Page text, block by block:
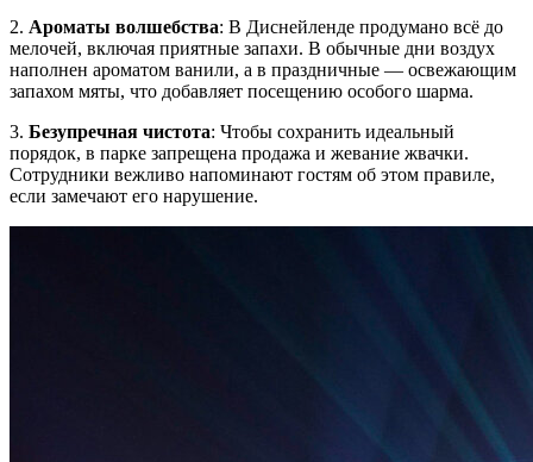
2. Ароматы волшебства: В Диснейленде продумано всё до
мелочей, включая приятные запахи. В обычные дни воздух
наполнен ароматом ванили, а в праздничные — освежающим
запахом мяты, что добавляет посещению особого шарма.
3. Безупречная чистота: Чтобы сохранить идеальный
порядок, в парке запрещена продажа и жевание жвачки.
Сотрудники вежливо напоминают гостям об этом правиле,
если замечают его нарушение.